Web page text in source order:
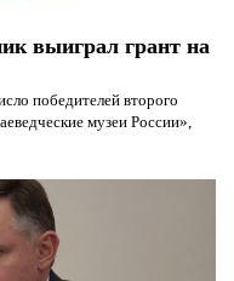
выиграл грант на
победителей второго
музеи России»,